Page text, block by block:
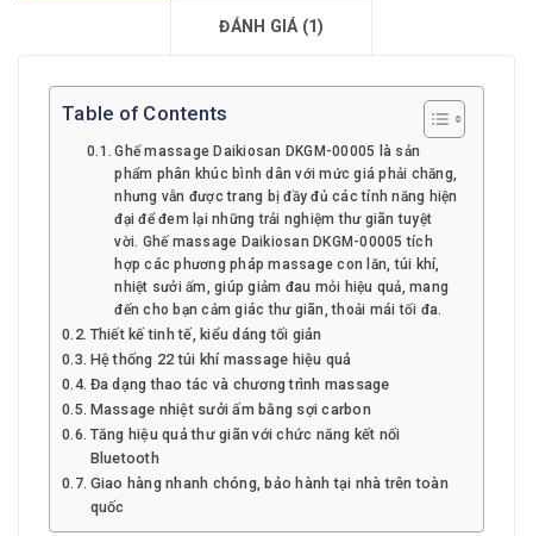
ĐÁNH GIÁ (1)
Table of Contents
Ghế massage Daikiosan DKGM-00005 là sản
phẩm phân khúc bình dân với mức giá phải chăng,
nhưng vẫn được trang bị đầy đủ các tính năng hiện
đại để đem lại những trải nghiệm thư giãn tuyệt
vời. Ghế massage Daikiosan DKGM-00005 tích
hợp các phương pháp massage con lăn, túi khí,
nhiệt sưởi ấm, giúp giảm đau mỏi hiệu quả, mang
đến cho bạn cảm giác thư giãn, thoải mái tối đa.
Thiết kế tinh tế, kiểu dáng tối giản
Hệ thống 22 túi khí massage hiệu quả
Đa dạng thao tác và chương trình massage
Massage nhiệt sưởi ấm bằng sợi carbon
Tăng hiệu quả thư giãn với chức năng kết nối
Bluetooth
Giao hàng nhanh chóng, bảo hành tại nhà trên toàn
quốc